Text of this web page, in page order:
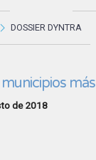
DOSSIER DYNTRA
de 2018